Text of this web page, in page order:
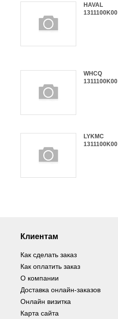
HAVAL
1311100K00
WHCQ
1311100K00
LYKMC
1311100K00
Клиентам
Как сделать заказ
Как оплатить заказ
О компании
Доставка онлайн-заказов
Онлайн визитка
Карта сайта